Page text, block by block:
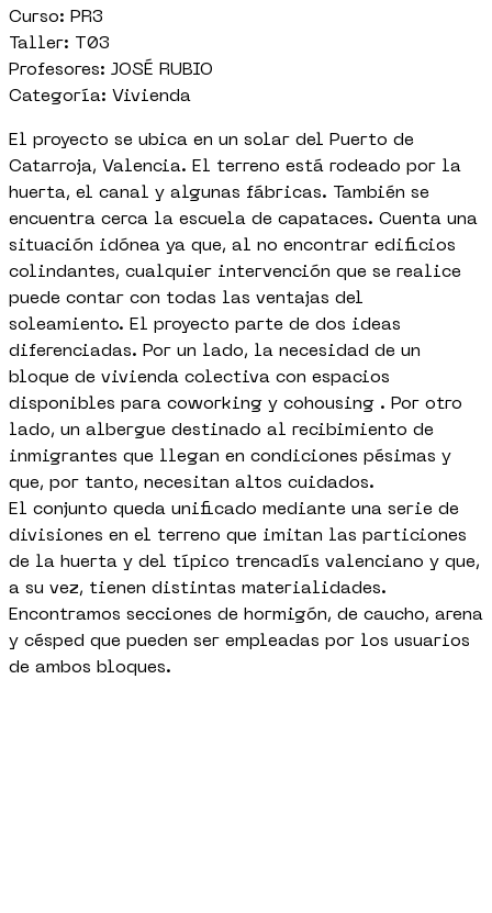
Curso: PR3
Taller: T03
Profesores: JOSÉ RUBIO
Categoría: Vivienda
El proyecto se ubica en un solar del Puerto de
Catarroja, Valencia. El terreno está rodeado por la
huerta, el canal y algunas fábricas. También se
encuentra cerca la escuela de capataces. Cuenta una
situación idónea ya que, al no encontrar edificios
colindantes, cualquier intervención que se realice
puede contar con todas las ventajas del
soleamiento. El proyecto parte de dos ideas
diferenciadas. Por un lado, la necesidad de un
bloque de vivienda colectiva con espacios
disponibles para coworking y cohousing . Por otro
lado, un albergue destinado al recibimiento de
inmigrantes que llegan en condiciones pésimas y
que, por tanto, necesitan altos cuidados.
El conjunto queda unificado mediante una serie de
divisiones en el terreno que imitan las particiones
de la huerta y del típico trencadís valenciano y que,
a su vez, tienen distintas materialidades.
Encontramos secciones de hormigón, de caucho, arena
y césped que pueden ser empleadas por los usuarios
de ambos bloques.